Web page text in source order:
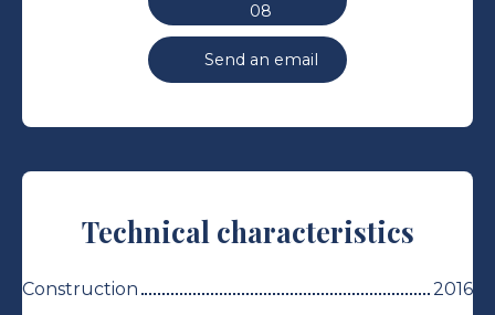
08
Send an email
Technical characteristics
Construction
2016